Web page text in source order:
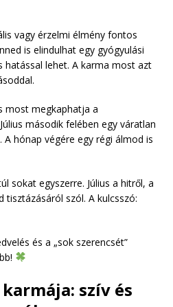
vagy érzelmi élmény fontos
is elindulhat egy gyógyulási
lehet. A karma most azt
most megkaphatja a
második felében egy váratlan
hónap végére egy régi álmod is
sokat egyszerre. Július a hitről, a
tisztázásáról szól. A kulcsszó:
és a „sok szerencsét”
karmája: szív és